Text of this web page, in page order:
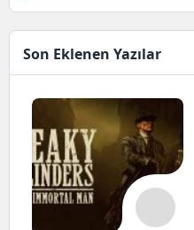
Son Eklenen Yazılar